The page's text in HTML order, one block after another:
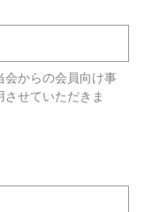
会からの会員向け事
せていただきま